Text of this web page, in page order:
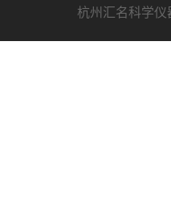
杭州汇名科学仪